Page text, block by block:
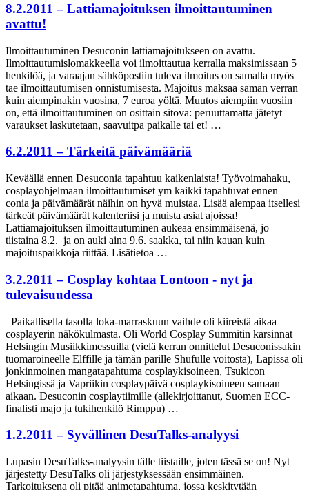
8.2.2011 – Lattiamajoituksen ilmoittautuminen
avattu!
Ilmoittautuminen Desuconin lattiamajoitukseen on avattu.
Ilmoittautumislomakkeella voi ilmoittautua kerralla maksimissaan 5
henkilöä, ja varaajan sähköpostiin tuleva ilmoitus on samalla myös
tae ilmoittautumisen onnistumisesta. Majoitus maksaa saman verran
kuin aiempinakin vuosina, 7 euroa yöltä. Muutos aiempiin vuosiin
on, että ilmoittautuminen on osittain sitova: peruuttamatta jätetyt
varaukset laskutetaan, saavuitpa paikalle tai et! …
6.2.2011 – Tärkeitä päivämääriä
Keväällä ennen Desuconia tapahtuu kaikenlaista! Työvoimahaku,
cosplayohjelmaan ilmoittautumiset ym kaikki tapahtuvat ennen
conia ja päivämäärät näihin on hyvä muistaa. Lisää alempaa itsellesi
tärkeät päivämäärät kalenteriisi ja muista asiat ajoissa!
Lattiamajoituksen ilmoittautuminen aukeaa ensimmäisenä, jo
tiistaina 8.2. ja on auki aina 9.6. saakka, tai niin kauan kuin
majoituspaikkoja riittää. Lisätietoa …
3.2.2011 – Cosplay kohtaa Lontoon - nyt ja
tulevaisuudessa
Paikallisella tasolla loka-marraskuun vaihde oli kiireistä aikaa
cosplayerin näkökulmasta. Oli World Cosplay Summitin karsinnat
Helsingin Musiikkimessuilla (vielä kerran onnittelut Desuconissakin
tuomaroineelle Elffille ja tämän parille Shufulle voitosta), Lapissa oli
jonkinmoinen mangatapahtuma cosplaykisoineen, Tsukicon
Helsingissä ja Vapriikin cosplaypäivä cosplaykisoineen samaan
aikaan. Desuconin cosplaytiimille (allekirjoittanut, Suomen ECC-
finalisti majo ja tukihenkilö Rimppu) …
1.2.2011 – Syvällinen DesuTalks-analyysi
Lupasin DesuTalks-analyysin tälle tiistaille, joten tässä se on! Nyt
järjestetty DesuTalks oli järjestyksessään ensimmäinen.
Tarkoituksena oli pitää animetapahtuma, jossa keskitytään